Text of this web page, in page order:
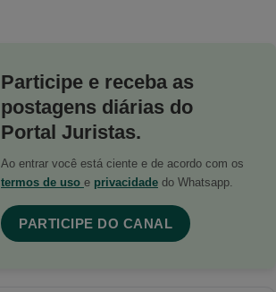
Participe e receba as
postagens diárias do
Portal Juristas.
Ao entrar você está ciente e de acordo com os
termos de uso e privacidade do Whatsapp.
PARTICIPE DO CANAL